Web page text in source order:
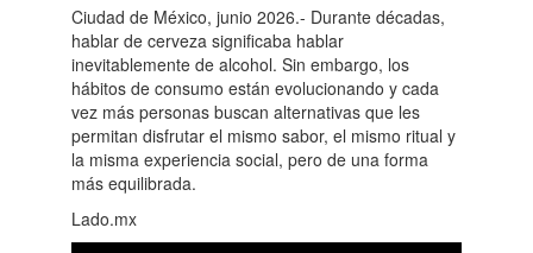
Ciudad de México, junio 2026.- Durante décadas,
hablar de cerveza significaba hablar
inevitablemente de alcohol. Sin embargo, los
hábitos de consumo están evolucionando y cada
vez más personas buscan alternativas que les
permitan disfrutar el mismo sabor, el mismo ritual y
la misma experiencia social, pero de una forma
más equilibrada.
Lado.mx